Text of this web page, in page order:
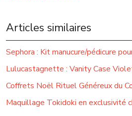
Articles similaires
Sephora : Kit manucure/pédicure
Lulucastagnette : Vanity Case
Coffrets Noël Rituel Généreux du
Maquillage Tokidoki en exclusivité